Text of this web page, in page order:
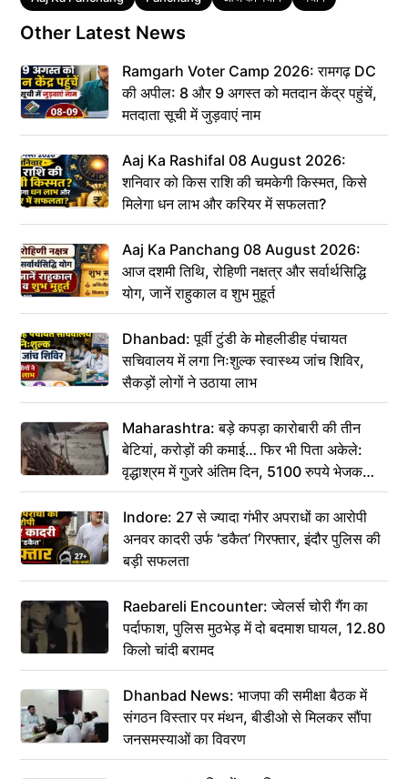
Other Latest News
Ramgarh Voter Camp 2026: रामगढ़ DC
की अपील: 8 और 9 अगस्त को मतदान केंद्र पहुंचें,
मतदाता सूची में जुड़वाएं नाम
Aaj Ka Rashifal 08 August 2026:
शनिवार को किस राशि की चमकेगी किस्मत, किसे
मिलेगा धन लाभ और करियर में सफलता?
Aaj Ka Panchang 08 August 2026:
आज दशमी तिथि, रोहिणी नक्षत्र और सर्वार्थसिद्धि
योग, जानें राहुकाल व शुभ मुहूर्त
Dhanbad: पूर्वी टुंडी के मोहलीडीह पंचायत
सचिवालय में लगा निःशुल्क स्वास्थ्य जांच शिविर,
सैकड़ों लोगों ने उठाया लाभ
Maharashtra: बड़े कपड़ा कारोबारी की तीन
बेटियां, करोड़ों की कमाई… फिर भी पिता अकेले:
वृद्धाश्रम में गुजरे अंतिम दिन, 5100 रुपये भेजकर
कहा– अंतिम संस्कार कर दीजिए हम नहीं आ पाएंगे
Indore: 27 से ज्यादा गंभीर अपराधों का आरोपी
अनवर कादरी उर्फ ‘डकैत’ गिरफ्तार, इंदौर पुलिस की
बड़ी सफलता
Raebareli Encounter: ज्वेलर्स चोरी गैंग का
पर्दाफाश, पुलिस मुठभेड़ में दो बदमाश घायल, 12.80
किलो चांदी बरामद
Dhanbad News: भाजपा की समीक्षा बैठक में
संगठन विस्तार पर मंथन, बीडीओ से मिलकर सौंपा
जनसमस्याओं का विवरण